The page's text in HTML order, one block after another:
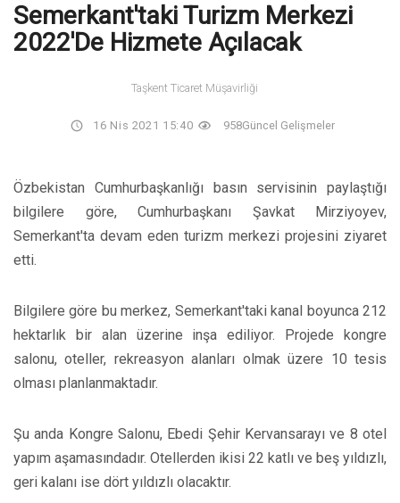
Semerkant'taki Turizm Merkezi
2022'de Hizmete Açılacak
Taşkent Ticaret Müşavirliği
16 Nis 2021 15:40 958Güncel Gelişmeler
Özbekistan Cumhurbaşkanlığı basın servisinin paylaştığı
bilgilere göre, Cumhurbaşkanı Şavkat Mirziyoyev,
Semerkant'ta devam eden turizm merkezi projesini ziyaret
etti.
Bilgilere göre bu merkez, Semerkant'taki kanal boyunca 212
hektarlık bir alan üzerine inşa ediliyor. Projede kongre
salonu, oteller, rekreasyon alanları olmak üzere 10 tesis
olması planlanmaktadır.
Şu anda Kongre Salonu, Ebedi Şehir Kervansarayı ve 8 otel
yapım aşamasındadır. Otellerden ikisi 22 katlı ve beş yıldızlı,
geri kalanı ise dört yıldızlı olacaktır.